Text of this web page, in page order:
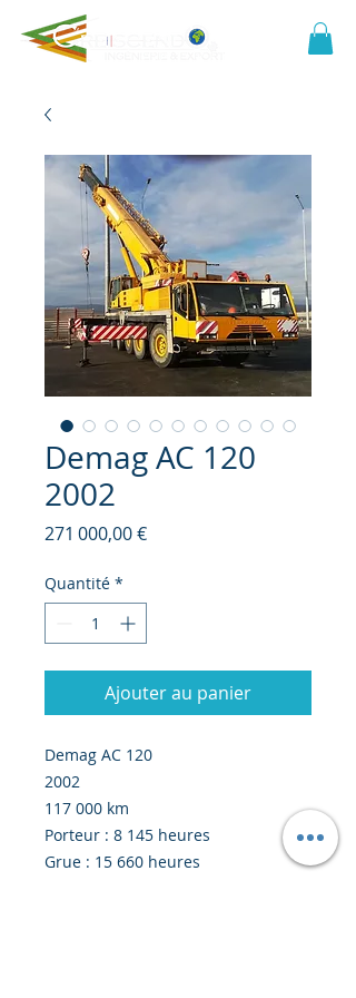
Demag AC 120
2002
271 000,00 €Prix
Quantité *
Ajouter au panier
Demag AC 120
2002
117 000 km
Porteur : 8 145 heures
Grue : 15 660 heures